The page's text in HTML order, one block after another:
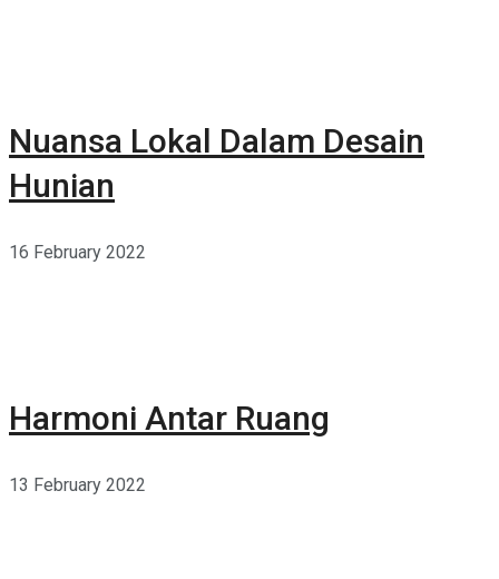
Nuansa Lokal Dalam Desain
Hunian
16 February 2022
Harmoni Antar Ruang
13 February 2022